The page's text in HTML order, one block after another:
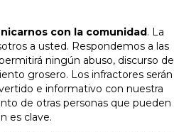
con la comunidad. La
a usted. Respondemos a las
ningún abuso, discurso de
grosero. Los infractores serán
e informativo con nuestra
de otras personas que pueden
es clave.